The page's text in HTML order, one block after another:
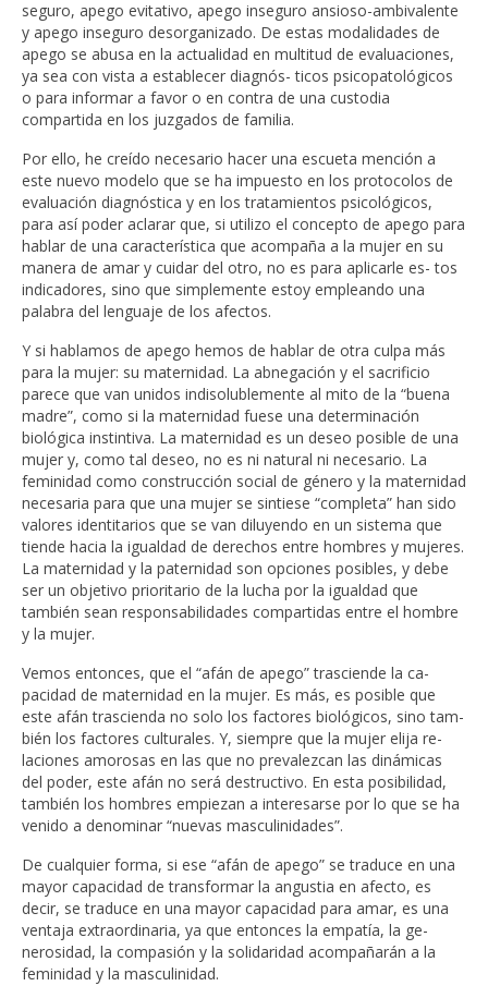
seguro, apego evitativo, apego inseguro ansioso-ambivalente
y apego inseguro desorganizado. De estas modalidades de
apego se abusa en la actualidad en multitud de evaluaciones,
ya sea con vista a establecer diagnós- ticos psicopatológicos
o para informar a favor o en contra de una custodia
compartida en los juzgados de familia.
Por ello, he creído necesario hacer una escueta mención a
este nuevo modelo que se ha impuesto en los protocolos de
evaluación diagnóstica y en los tratamientos psicológicos,
para así poder aclarar que, si utilizo el concepto de apego para
hablar de una característica que acompaña a la mujer en su
manera de amar y cuidar del otro, no es para aplicarle es- tos
indicadores, sino que simplemente estoy empleando una
palabra del lenguaje de los afectos.
Y si hablamos de apego hemos de hablar de otra culpa más
para la mujer: su maternidad. La abnegación y el sacrificio
parece que van unidos indisolublemente al mito de la “buena
madre”, como si la maternidad fuese una determinación
biológica instintiva. La maternidad es un deseo posible de una
mujer y, como tal deseo, no es ni natural ni necesario. La
feminidad como construcción social de género y la maternidad
necesaria para que una mujer se sintiese “completa” han sido
valores identitarios que se van diluyendo en un sistema que
tiende hacia la igualdad de derechos entre hombres y mujeres.
La maternidad y la paternidad son opciones posibles, y debe
ser un objetivo prioritario de la lucha por la igualdad que
también sean responsabilidades compartidas entre el hombre
y la mujer.
Vemos entonces, que el “afán de apego” trasciende la ca-
pacidad de maternidad en la mujer. Es más, es posible que
este afán trascienda no solo los factores biológicos, sino tam-
bién los factores culturales. Y, siempre que la mujer elija re-
laciones amorosas en las que no prevalezcan las dinámicas
del poder, este afán no será destructivo. En esta posibilidad,
también los hombres empiezan a interesarse por lo que se ha
venido a denominar “nuevas masculinidades”.
De cualquier forma, si ese “afán de apego” se traduce en una
mayor capacidad de transformar la angustia en afecto, es
decir, se traduce en una mayor capacidad para amar, es una
ventaja extraordinaria, ya que entonces la empatía, la ge-
nerosidad, la compasión y la solidaridad acompañarán a la
feminidad y la masculinidad.